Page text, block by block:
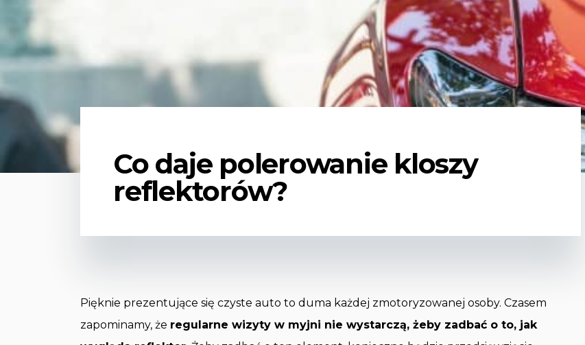
Co daje polerowanie kloszy
reflektorów?
Pięknie prezentujące się czyste auto to duma każdej zmotoryzowanej osoby. Czasem
zapominamy, że regularne wizyty w myjni nie wystarczą, żeby zadbać o to, jak